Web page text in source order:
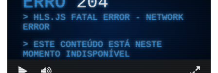
HLS.JS FATAL ERROR - NETWORK
ERROR
ESTE CONTEÚDO ESTÁ NESTE
MOMENTO INDISPONÍVEL